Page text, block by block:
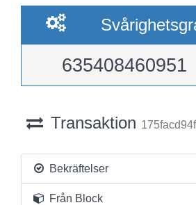
635408460951
Transaktion
Bekräftelser
Från Block